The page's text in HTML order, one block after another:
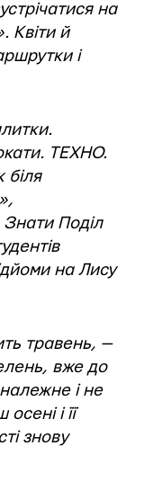
на
Квіти й
і
ТЕХНО.
біля
Поділ
на Лису
травень, —
вже до
і не
і її
знову